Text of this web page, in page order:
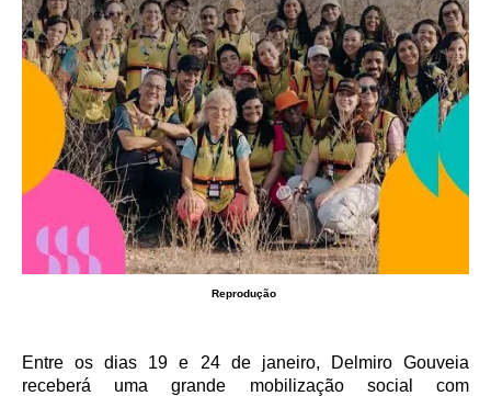
Reprodução
Entre os dias 19 e 24 de janeiro, Delmiro Gouveia
receberá uma grande mobilização social com